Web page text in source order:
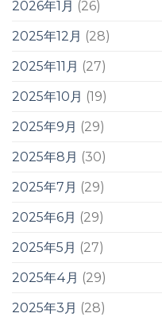
2026年1月 (26)
2025年12月 (28)
2025年11月 (27)
2025年10月 (19)
2025年9月 (29)
2025年8月 (30)
2025年7月 (29)
2025年6月 (29)
2025年5月 (27)
2025年4月 (29)
2025年3月 (28)